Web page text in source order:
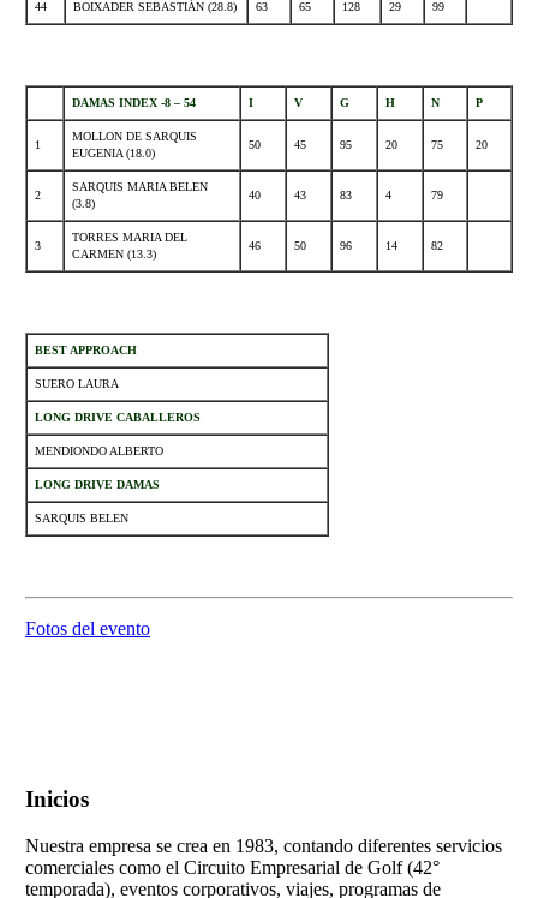
44 BOIXADER SEBASTIÁN (28.8) 63 65 128 29 99
DAMAS INDEX -8 – 54 I V G H N P
1
MOLLON DE SARQUIS
EUGENIA (18.0)
50 45 95 20 75 20
2
SARQUIS MARIA BELEN
(3.8)
40 43 83 4 79
3
TORRES MARIA DEL
CARMEN (13.3)
46 50 96 14 82
BEST APPROACH
SUERO LAURA
LONG DRIVE CABALLEROS
MENDIONDO ALBERTO
LONG DRIVE DAMAS
SARQUIS BELEN
Fotos del evento
Inicios
Nuestra empresa se crea en 1983, contando diferentes servicios
comerciales como el Circuito Empresarial de Golf (42°
temporada), eventos corporativos, viajes, programas de